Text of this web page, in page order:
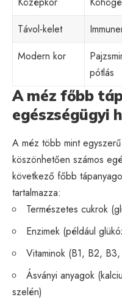
Távol-kelet
Modern kor
pótlás
A méz főbb
egészségügyi
A méz több mint
köszönhetően számos
következő főbb
tartalmazza:
Természetes cukrok
Enzimek (például
Vitaminok (B1, B2,
Ásványi anyagok
szelén)